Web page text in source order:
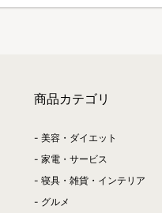
商品カテゴリ
美容・ダイエット
家電・サービス
寝具・雑貨・インテリア
グルメ